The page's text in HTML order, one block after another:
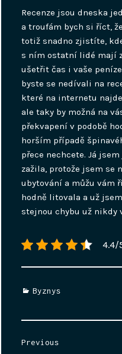
Recenze jsou dneska
a troufám bych si říct,
totiž snadno zjistíte,
s ním ostatní lidé mají
ušetřit čas i vaše
byste se nedívali na
které na internetu
ale taky by možná na
překvapení v podobě
horším případě
přece nechcete. Já
zažila, protože jsem se
ubytování a můžu vám
hodně litovala a už
stejnou chybu už nikdy
4.4/
Categories
Byznys
Previous